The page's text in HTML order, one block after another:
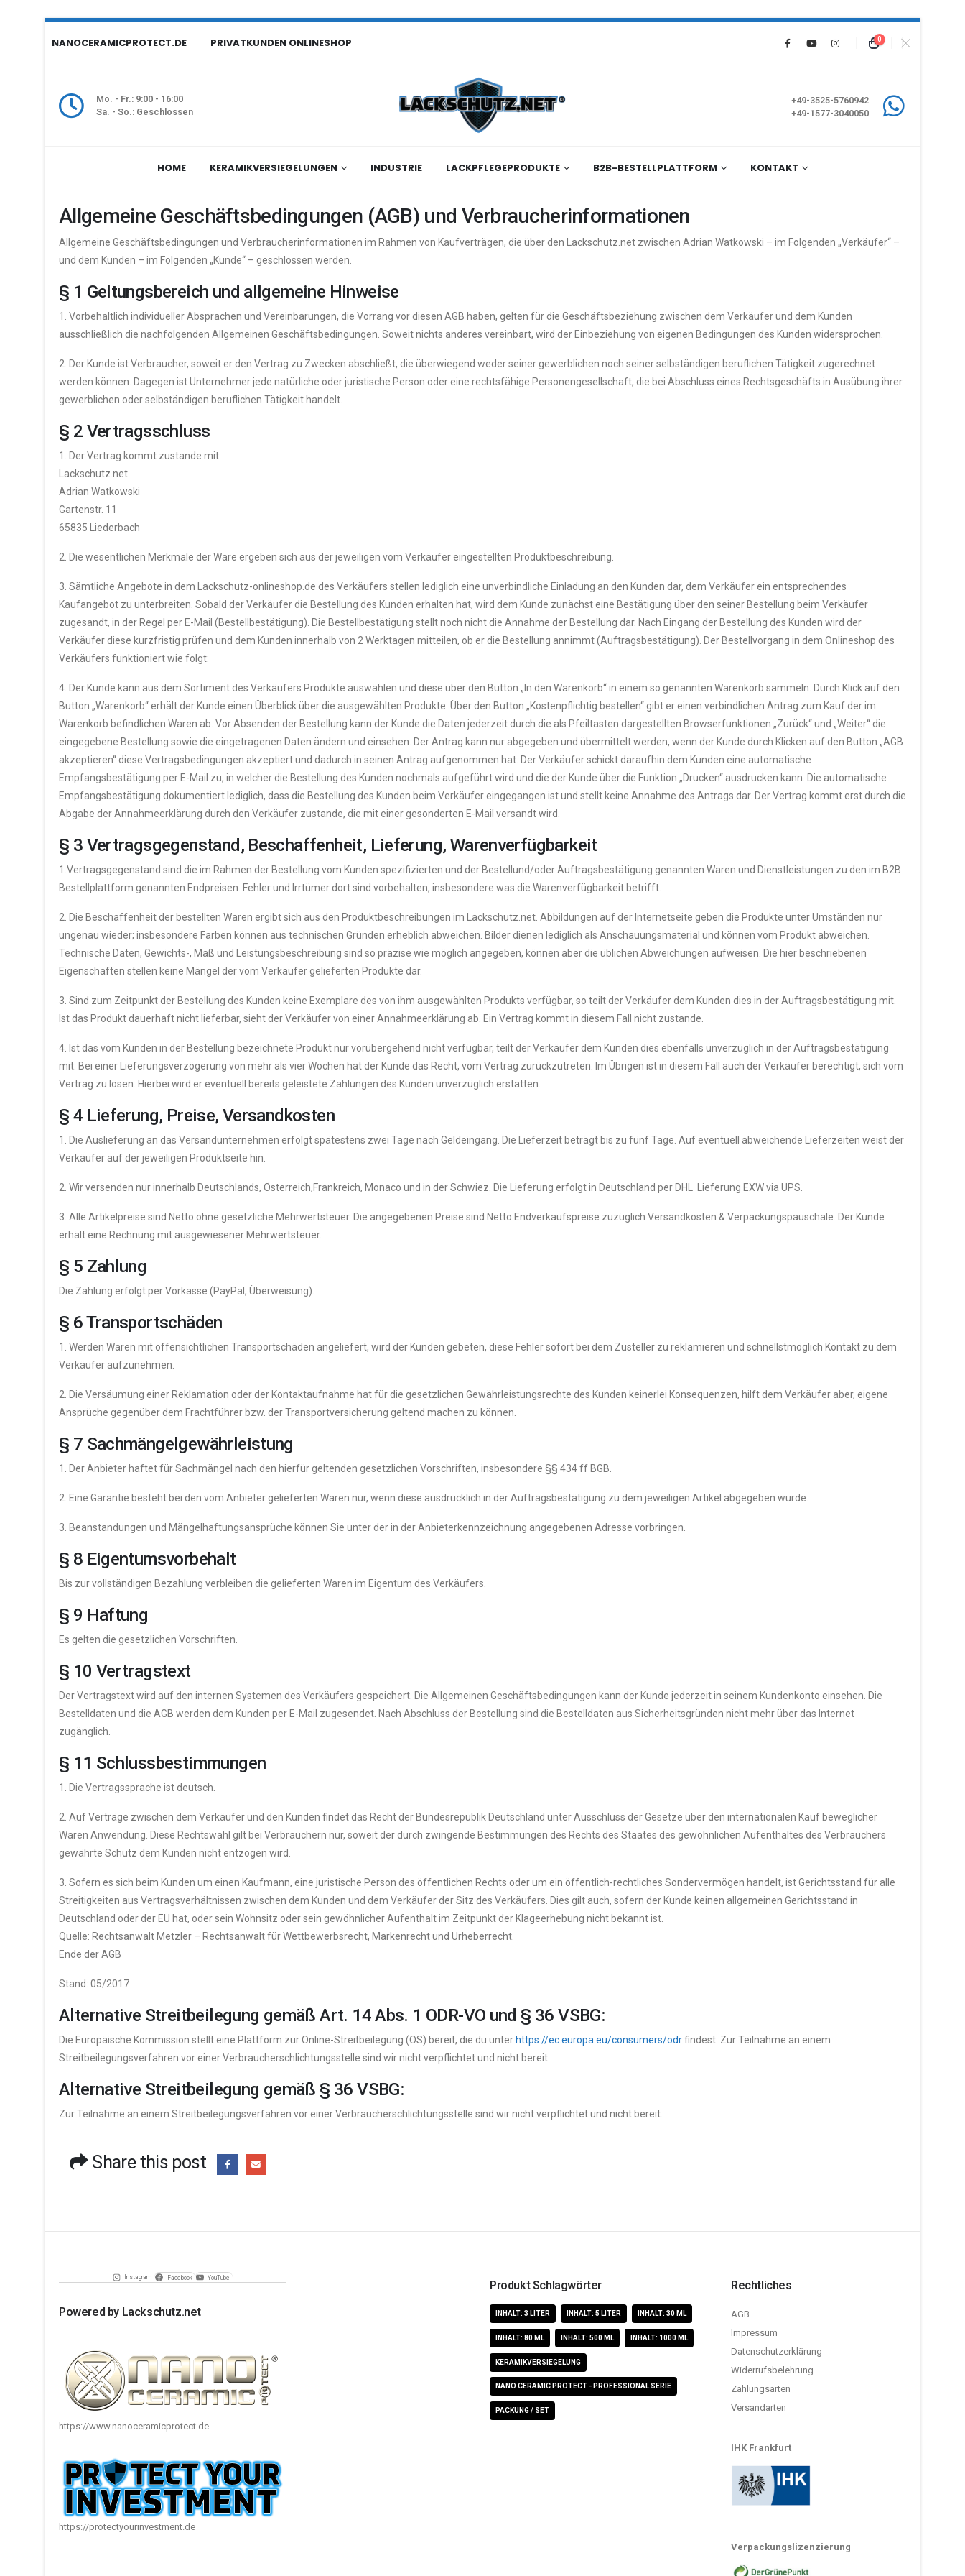
NANOCERAMICPROTECT.DE PRIVATKUNDEN ONLINESHOP 0
Mo. - Fr.: 9:00 - 16:00
Sa. - So.: Geschlossen
+49-3525-5760942
+49-1577-3040050
HOME KERAMIKVERSIEGELUNGEN INDUSTRIE LACKPFLEGEPRODUKTE B2B-BESTELLPLATTFORM KONTAKT
Allgemeine Geschäftsbedingungen (AGB) und Verbraucherinformationen
Allgemeine Geschäftsbedingungen und Verbraucherinformationen im Rahmen von Kaufverträgen, die über den Lackschutz.net zwischen Adrian Watkowski – im Folgenden „Verkäufer“ –
und dem Kunden – im Folgenden „Kunde“ – geschlossen werden.
§ 1 Geltungsbereich und allgemeine Hinweise
1. Vorbehaltlich individueller Absprachen und Vereinbarungen, die Vorrang vor diesen AGB haben, gelten für die Geschäftsbeziehung zwischen dem Verkäufer und dem Kunden
ausschließlich die nachfolgenden Allgemeinen Geschäftsbedingungen. Soweit nichts anderes vereinbart, wird der Einbeziehung von eigenen Bedingungen des Kunden widersprochen.
2. Der Kunde ist Verbraucher, soweit er den Vertrag zu Zwecken abschließt, die überwiegend weder seiner gewerblichen noch seiner selbständigen beruflichen Tätigkeit zugerechnet
werden können. Dagegen ist Unternehmer jede natürliche oder juristische Person oder eine rechtsfähige Personengesellschaft, die bei Abschluss eines Rechtsgeschäfts in Ausübung ihrer
gewerblichen oder selbständigen beruflichen Tätigkeit handelt.
§ 2 Vertragsschluss
1. Der Vertrag kommt zustande mit:
Lackschutz.net
Adrian Watkowski
Gartenstr. 11
65835 Liederbach
2. Die wesentlichen Merkmale der Ware ergeben sich aus der jeweiligen vom Verkäufer eingestellten Produktbeschreibung.
3. Sämtliche Angebote in dem Lackschutz-onlineshop.de des Verkäufers stellen lediglich eine unverbindliche Einladung an den Kunden dar, dem Verkäufer ein entsprechendes
Kaufangebot zu unterbreiten. Sobald der Verkäufer die Bestellung des Kunden erhalten hat, wird dem Kunde zunächst eine Bestätigung über den seiner Bestellung beim Verkäufer
zugesandt, in der Regel per E-Mail (Bestellbestätigung). Die Bestellbestätigung stellt noch nicht die Annahme der Bestellung dar. Nach Eingang der Bestellung des Kunden wird der
Verkäufer diese kurzfristig prüfen und dem Kunden innerhalb von 2 Werktagen mitteilen, ob er die Bestellung annimmt (Auftragsbestätigung). Der Bestellvorgang in dem Onlineshop des
Verkäufers funktioniert wie folgt:
4. Der Kunde kann aus dem Sortiment des Verkäufers Produkte auswählen und diese über den Button „In den Warenkorb“ in einem so genannten Warenkorb sammeln. Durch Klick auf den
Button „Warenkorb“ erhält der Kunde einen Überblick über die ausgewählten Produkte. Über den Button „Kostenpflichtig bestellen“ gibt er einen verbindlichen Antrag zum Kauf der im
Warenkorb befindlichen Waren ab. Vor Absenden der Bestellung kann der Kunde die Daten jederzeit durch die als Pfeiltasten dargestellten Browserfunktionen „Zurück“ und „Weiter“ die
eingegebene Bestellung sowie die eingetragenen Daten ändern und einsehen. Der Antrag kann nur abgegeben und übermittelt werden, wenn der Kunde durch Klicken auf den Button „AGB
akzeptieren“ diese Vertragsbedingungen akzeptiert und dadurch in seinen Antrag aufgenommen hat. Der Verkäufer schickt daraufhin dem Kunden eine automatische
Empfangsbestätigung per E-Mail zu, in welcher die Bestellung des Kunden nochmals aufgeführt wird und die der Kunde über die Funktion „Drucken“ ausdrucken kann. Die automatische
Empfangsbestätigung dokumentiert lediglich, dass die Bestellung des Kunden beim Verkäufer eingegangen ist und stellt keine Annahme des Antrags dar. Der Vertrag kommt erst durch die
Abgabe der Annahmeerklärung durch den Verkäufer zustande, die mit einer gesonderten E-Mail versandt wird.
§ 3 Vertragsgegenstand, Beschaffenheit, Lieferung, Warenverfügbarkeit
1.Vertragsgegenstand sind die im Rahmen der Bestellung vom Kunden spezifizierten und der Bestellund/oder Auftragsbestätigung genannten Waren und Dienstleistungen zu den im B2B
Bestellplattform genannten Endpreisen. Fehler und Irrtümer dort sind vorbehalten, insbesondere was die Warenverfügbarkeit betrifft.
2. Die Beschaffenheit der bestellten Waren ergibt sich aus den Produktbeschreibungen im Lackschutz.net. Abbildungen auf der Internetseite geben die Produkte unter Umständen nur
ungenau wieder; insbesondere Farben können aus technischen Gründen erheblich abweichen. Bilder dienen lediglich als Anschauungsmaterial und können vom Produkt abweichen.
Technische Daten, Gewichts-, Maß und Leistungsbeschreibung sind so präzise wie möglich angegeben, können aber die üblichen Abweichungen aufweisen. Die hier beschriebenen
Eigenschaften stellen keine Mängel der vom Verkäufer gelieferten Produkte dar.
3. Sind zum Zeitpunkt der Bestellung des Kunden keine Exemplare des von ihm ausgewählten Produkts verfügbar, so teilt der Verkäufer dem Kunden dies in der Auftragsbestätigung mit.
Ist das Produkt dauerhaft nicht lieferbar, sieht der Verkäufer von einer Annahmeerklärung ab. Ein Vertrag kommt in diesem Fall nicht zustande.
4. Ist das vom Kunden in der Bestellung bezeichnete Produkt nur vorübergehend nicht verfügbar, teilt der Verkäufer dem Kunden dies ebenfalls unverzüglich in der Auftragsbestätigung
mit. Bei einer Lieferungsverzögerung von mehr als vier Wochen hat der Kunde das Recht, vom Vertrag zurückzutreten. Im Übrigen ist in diesem Fall auch der Verkäufer berechtigt, sich vom
Vertrag zu lösen. Hierbei wird er eventuell bereits geleistete Zahlungen des Kunden unverzüglich erstatten.
§ 4 Lieferung, Preise, Versandkosten
1. Die Auslieferung an das Versandunternehmen erfolgt spätestens zwei Tage nach Geldeingang. Die Lieferzeit beträgt bis zu fünf Tage. Auf eventuell abweichende Lieferzeiten weist der
Verkäufer auf der jeweiligen Produktseite hin.
2. Wir versenden nur innerhalb Deutschlands, Österreich,Frankreich, Monaco und in der Schwiez. Die Lieferung erfolgt in Deutschland per DHL Lieferung EXW via UPS.
3. Alle Artikelpreise sind Netto ohne gesetzliche Mehrwertsteuer. Die angegebenen Preise sind Netto Endverkaufspreise zuzüglich Versandkosten & Verpackungspauschale. Der Kunde
erhält eine Rechnung mit ausgewiesener Mehrwertsteuer.
§ 5 Zahlung
Die Zahlung erfolgt per Vorkasse (PayPal, Überweisung).
§ 6 Transportschäden
1. Werden Waren mit offensichtlichen Transportschäden angeliefert, wird der Kunden gebeten, diese Fehler sofort bei dem Zusteller zu reklamieren und schnellstmöglich Kontakt zu dem
Verkäufer aufzunehmen.
2. Die Versäumung einer Reklamation oder der Kontaktaufnahme hat für die gesetzlichen Gewährleistungsrechte des Kunden keinerlei Konsequenzen, hilft dem Verkäufer aber, eigene
Ansprüche gegenüber dem Frachtführer bzw. der Transportversicherung geltend machen zu können.
§ 7 Sachmängelgewährleistung
1. Der Anbieter haftet für Sachmängel nach den hierfür geltenden gesetzlichen Vorschriften, insbesondere §§ 434 ff BGB.
2. Eine Garantie besteht bei den vom Anbieter gelieferten Waren nur, wenn diese ausdrücklich in der Auftragsbestätigung zu dem jeweiligen Artikel abgegeben wurde.
3. Beanstandungen und Mängelhaftungsansprüche können Sie unter der in der Anbieterkennzeichnung angegebenen Adresse vorbringen.
§ 8 Eigentumsvorbehalt
Bis zur vollständigen Bezahlung verbleiben die gelieferten Waren im Eigentum des Verkäufers.
§ 9 Haftung
Es gelten die gesetzlichen Vorschriften.
§ 10 Vertragstext
Der Vertragstext wird auf den internen Systemen des Verkäufers gespeichert. Die Allgemeinen Geschäftsbedingungen kann der Kunde jederzeit in seinem Kundenkonto einsehen. Die
Bestelldaten und die AGB werden dem Kunden per E-Mail zugesendet. Nach Abschluss der Bestellung sind die Bestelldaten aus Sicherheitsgründen nicht mehr über das Internet
zugänglich.
§ 11 Schlussbestimmungen
1. Die Vertragssprache ist deutsch.
2. Auf Verträge zwischen dem Verkäufer und den Kunden findet das Recht der Bundesrepublik Deutschland unter Ausschluss der Gesetze über den internationalen Kauf beweglicher
Waren Anwendung. Diese Rechtswahl gilt bei Verbrauchern nur, soweit der durch zwingende Bestimmungen des Rechts des Staates des gewöhnlichen Aufenthaltes des Verbrauchers
gewährte Schutz dem Kunden nicht entzogen wird.
3. Sofern es sich beim Kunden um einen Kaufmann, eine juristische Person des öffentlichen Rechts oder um ein öffentlich-rechtliches Sondervermögen handelt, ist Gerichtsstand für alle
Streitigkeiten aus Vertragsverhältnissen zwischen dem Kunden und dem Verkäufer der Sitz des Verkäufers. Dies gilt auch, sofern der Kunde keinen allgemeinen Gerichtsstand in
Deutschland oder der EU hat, oder sein Wohnsitz oder sein gewöhnlicher Aufenthalt im Zeitpunkt der Klageerhebung nicht bekannt ist.
Quelle: Rechtsanwalt Metzler – Rechtsanwalt für Wettbewerbsrecht, Markenrecht und Urheberrecht.
Ende der AGB
Stand: 05/2017
Alternative Streitbeilegung gemäß Art. 14 Abs. 1 ODR-VO und § 36 VSBG:
Die Europäische Kommission stellt eine Plattform zur Online-Streitbeilegung (OS) bereit, die du unter https://ec.europa.eu/consumers/odrfindest. Zur Teilnahme an einem
Streitbeilegungsverfahren vor einer Verbraucherschlichtungsstelle sind wir nicht verpflichtet und nicht bereit.
Alternative Streitbeilegung gemäß § 36 VSBG:
Zur Teilnahme an einem Streitbeilegungsverfahren vor einer Verbraucherschlichtungsstelle sind wir nicht verpflichtet und nicht bereit.
Share this post
Instagram Facebook YouTube
Powered by Lackschutz.net
https://www.nanoceramicprotect.de
https://protectyourinvestment.de
Produkt Schlagwörter
INHALT: 3 LITER INHALT: 5 LITER INHALT: 30 ML
INHALT: 80 ML INHALT: 500 ML INHALT: 1000 ML
KERAMIKVERSIEGELUNG
NANO CERAMIC PROTECT - PROFESSIONAL SERIE
PACKUNG / SET
Rechtliches
AGB
Impressum
Datenschutzerklärung
Widerrufsbelehrung
Zahlungsarten
Versandarten
IHK Frankfurt
Verpackungslizenzierung